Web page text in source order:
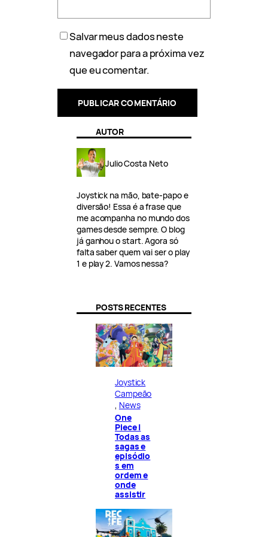
Salvar meus dados neste
navegador para a próxima vez
que eu comentar.
AUTOR
Julio Costa Neto
Joystick na mão, bate-papo e
diversão! Essa é a frase que
me acompanha no mundo dos
games desde sempre. O blog
já ganhou o start. Agora só
falta saber quem vai ser o play
1 e play 2. Vamos nessa?
POSTS RECENTES
Joystick
Campeão
News
One
Piece |
Todas as
sagas e
episódio
s em
ordem e
onde
assistir